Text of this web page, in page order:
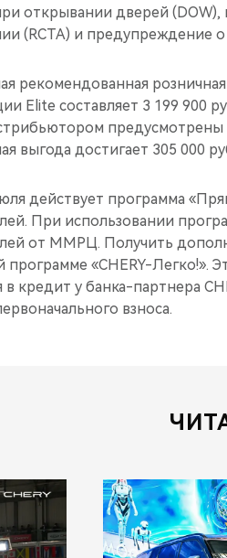
открывании дверей
(RCTA) и предупреждение о
рекомендованная
Elite составляет 3 199 900
выгода достигает 305 000
действует программа
При использовании
от ММРЦ. Получить
программе «CHERY-Легко!».
в кредит у банка-партнера
взноса.